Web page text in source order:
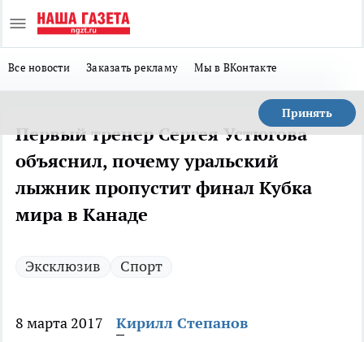
Все новости Заказать рекламу Мы в ВКонтакте
Принять
Первый тренер Сергея Устюгова
объяснил, почему уральский
лыжник пропустит финал Кубка
мира в Канаде
Эксклюзив Спорт
8 марта 2017 Кирилл Степанов